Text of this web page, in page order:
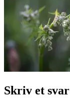
Skriv et svar